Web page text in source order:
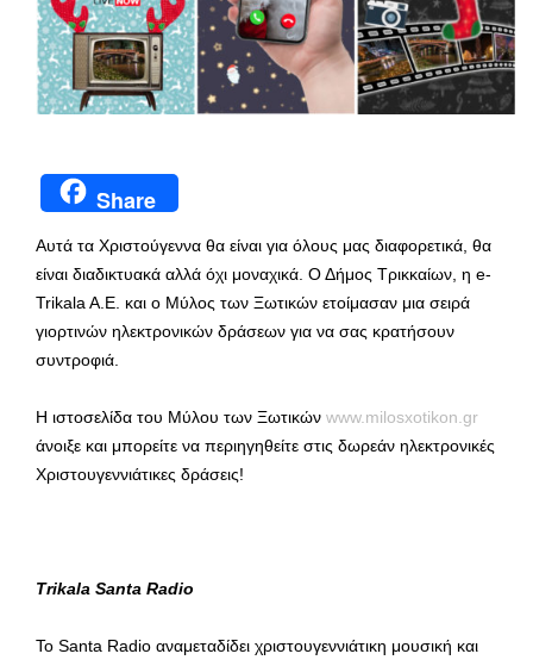
Share
Αυτά τα Χριστούγεννα θα είναι για όλους μας διαφορετικά, θα
είναι διαδικτυακά αλλά όχι μοναχικά. Ο Δήμος Τρικκαίων, η e-
Trikala A.E. και ο Μύλος των Ξωτικών ετοίμασαν μια σειρά
γιορτινών ηλεκτρονικών δράσεων για να σας κρατήσουν
συντροφιά.
Η ιστοσελίδα του Μύλου των Ξωτικών www.milosxotikon.gr
άνοιξε και μπορείτε να περιηγηθείτε στις δωρεάν ηλεκτρονικές
Χριστουγεννιάτικες δράσεις!
Trikala Santa Radio
Το Santa Radio αναμεταδίδει χριστουγεννιάτικη μουσική και